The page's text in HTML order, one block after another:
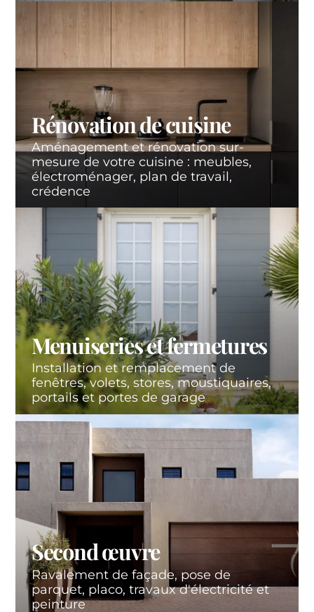
Rénovation de cuisine
Aménagement et rénovation sur-
mesure de votre cuisine : meubles,
électroménager, plan de travail,
crédence
Menuiseries et fermetures
Installation et remplacement de
fenêtres, volets, stores, moustiquaires,
portails et portes de garage
Second œuvre
Ravalement de façade, pose de
parquet, placo, travaux d'électricité et
peinture